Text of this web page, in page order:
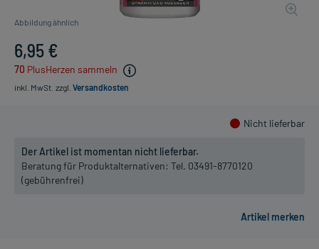
Abbildung ähnlich
6,95 €
70 PlusHerzen sammeln
inkl. MwSt. zzgl. Versandkosten
Nicht lieferbar
Der Artikel ist momentan nicht lieferbar.
Beratung für Produktalternativen: Tel. 03491-8770120
(gebührenfrei)